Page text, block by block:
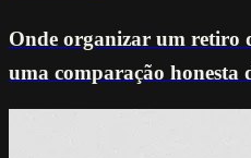
Onde organizar um retiro
uma comparação honesta